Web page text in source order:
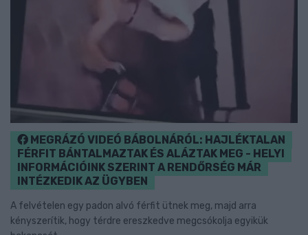
MEGRÁZÓ VIDEÓ BÁBOLNÁRÓL: HAJLÉKTALAN
FÉRFIT BÁNTALMAZTAK ÉS ALÁZTAK MEG - HELYI
INFORMÁCIÓINK SZERINT A RENDŐRSÉG MÁR
INTÉZKEDIK AZ ÜGYBEN
A felvételen egy padon alvó férfit ütnek meg, majd arra
kényszerítik, hogy térdre ereszkedve megcsókolja egyikük